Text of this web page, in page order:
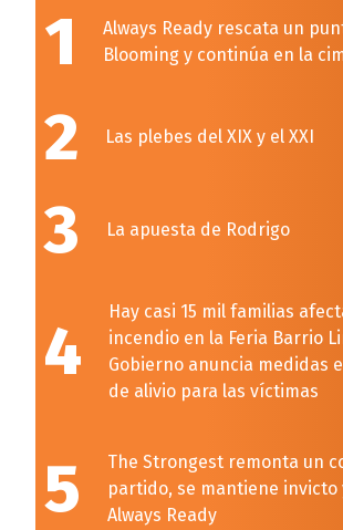
1
Always Ready rescata un
Blooming y continúa en la
2 Las plebes del XIX y el XXI
3 La apuesta de Rodrigo
4
Hay casi 15 mil familias
incendio en la Feria Barrio
Gobierno anuncia medidas
de alivio para las víctimas
5
The Strongest remonta un
partido, se mantiene invicto
Always Ready